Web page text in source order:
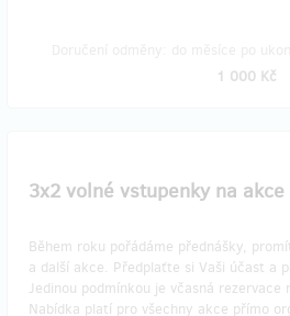
1 000 Kč
3x2 volné vstupenky na akce
Během roku pořádáme přednášky,
a další akce. Předplaťte si Vaši účast a
Jedinou podmínkou je včasná rezervace
Nabídka platí pro všechny akce přímo